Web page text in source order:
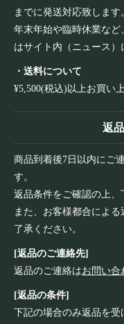
までに発送対応致します
年末年始や臨時休業な
はサイト内（ニュース）
・送料について
¥5,500(税込)以上お買い
返
商品到着後7日以内にご
す。
返品条件をご確認の上、
また、お客様都合によ
了承ください。
[返品のご連絡先]
返品のご連絡はお問い合
[返品の条件]
下記の場合のみ返品を受